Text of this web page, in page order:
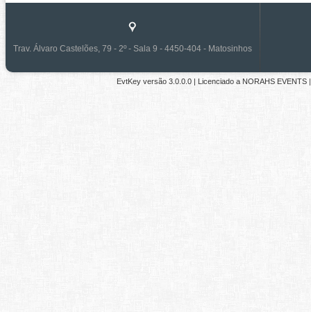
Trav. Álvaro Castelões, 79 - 2º - Sala 9 - 4450-404 - Matosinhos
EvtKey versão 3.0.0.0| Licenciado a NORAHS EVENTS